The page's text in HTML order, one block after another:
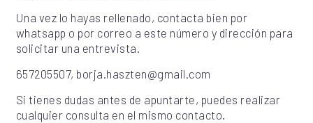
Una vez lo hayas rellenado, contacta bien por
whatsapp o por correo a este número y dirección para
solicitar una entrevista.
657205507, borja.haszten@gmail.com
Si tienes dudas antes de apuntarte, puedes realizar
cualquier consulta en el mismo contacto.